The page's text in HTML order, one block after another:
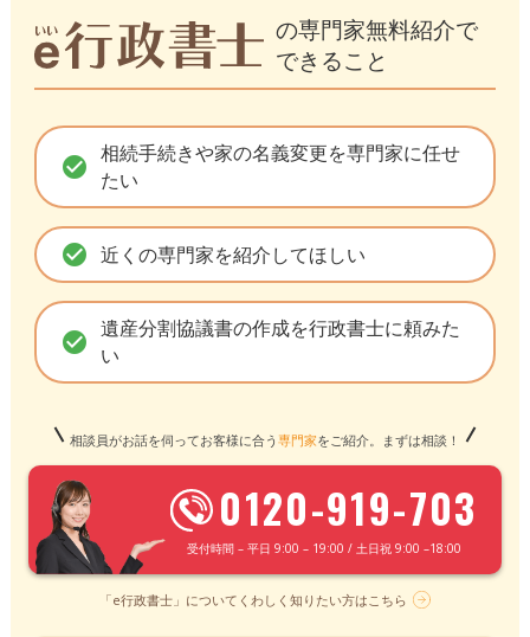
の専門家無料紹介で
できること
check_circle 相続手続きや家の名義変更を専門家に任せ
たい
check_circle 近くの専門家を紹介してほしい
check_circle 遺産分割協議書の作成を行政書士に頼みた
い
相談員がお話を伺ってお客様に合う 専門家をご紹介。まずは相談！
0120-919-703
受付時間 – 平日 9:00 – 19:00 / 土日祝 9:00 –18:00
「e行政書士」についてくわしく知りたい方はこちら